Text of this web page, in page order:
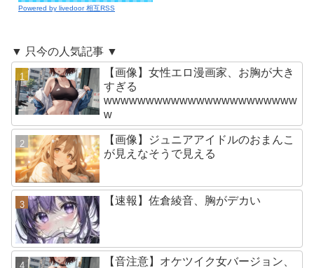
Powered by livedoor 相互RSS
▼ 只今の人気記事 ▼
【画像】女性エロ漫画家、お胸が大き
すぎる
wwwwwwwwwwwwwwwwwwwwwww
w
【画像】ジュニアアイドルのおまんこ
が見えなそうで見える
【速報】佐倉綾音、胸がデカい
【音注意】オケツイク女バージョン、